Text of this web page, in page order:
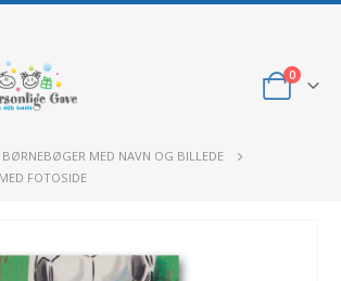
0
BØRNEBØGER MED NAVN OG BILLEDE
FOTOSIDE